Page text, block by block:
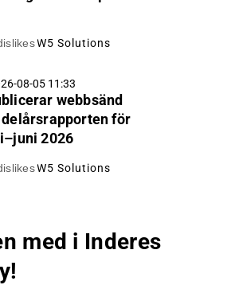
W5 Solutions
08-05 11:33
webbsänd
för
2026
W5 Solutions
med i Inderes